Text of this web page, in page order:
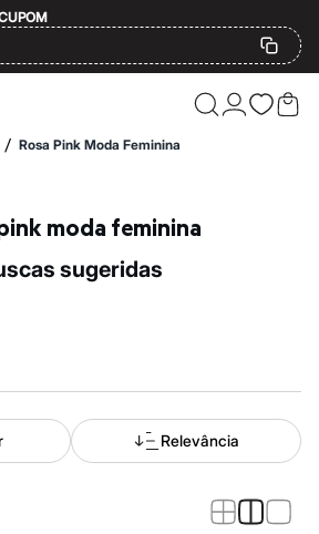
/ Rosa Pink Moda Feminina
pink moda feminina
sugeridas
Relevância